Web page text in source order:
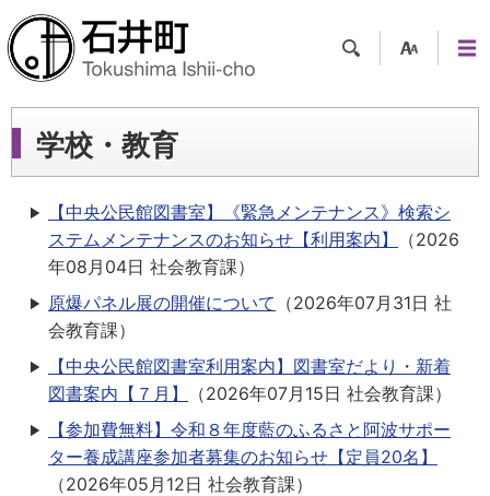
ツー
ュー
学校・教育
【中央公民館図書室】《緊急メンテナンス》検索シ
ステムメンテナンスのお知らせ【利用案内】
（2026
年08月04日 社会教育課）
原爆パネル展の開催について （2026年07月31日 社
会教育課）
【中央公民館図書室利用案内】図書室だより・新着
図書案内【７月】
（2026年07月15日 社会教育課）
【参加費無料】令和８年度藍のふるさと阿波サポー
ター養成講座参加者募集のお知らせ【定員20名】
（2026年05月12日 社会教育課）